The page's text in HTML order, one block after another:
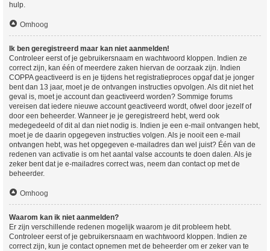
hulp.
Omhoog
Ik ben geregistreerd maar kan niet aanmelden!
Controleer eerst of je gebruikersnaam en wachtwoord kloppen. Indien ze
correct zijn, kan één of meerdere zaken hiervan de oorzaak zijn. Indien
COPPA geactiveerd is en je tijdens het registratieproces opgaf dat je jonger
bent dan 13 jaar, moet je de ontvangen instructies opvolgen. Als dit niet het
geval is, moet je account dan geactiveerd worden? Sommige forums
vereisen dat iedere nieuwe account geactiveerd wordt, ofwel door jezelf of
door een beheerder. Wanneer je je geregistreerd hebt, werd ook
medegedeeld of dit al dan niet nodig is. Indien je een e-mail ontvangen hebt,
moet je de daarin opgegeven instructies volgen. Als je nooit een e-mail
ontvangen hebt, was het opgegeven e-mailadres dan wel juist? Één van de
redenen van activatie is om het aantal valse accounts te doen dalen. Als je
zeker bent dat je e-mailadres correct was, neem dan contact op met de
beheerder.
Omhoog
Waarom kan ik niet aanmelden?
Er zijn verschillende redenen mogelijk waarom je dit probleem hebt.
Controleer eerst of je gebruikersnaam en wachtwoord kloppen. Indien ze
correct zijn, kun je contact opnemen met de beheerder om er zeker van te